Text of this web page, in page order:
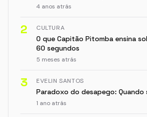
4 anos atrás
2 CULTURA
O que Capitão Pitomba ensina
60 segundos
5 meses atrás
3 EVELIN SANTOS
Paradoxo do desapego: Quando
1 ano atrás